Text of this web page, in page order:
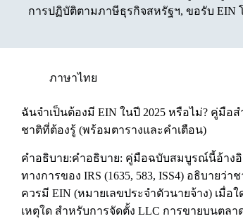
การปฏิบัติตามภาษีธุรกิจสหรัฐฯ, ขอรับ EIN
ภาษาไทย
ฉันจำเป็นต้องมี EIN ในปี 2025 หรือไม่? คู่มือ
ชาติที่ต้องรู้ (พร้อมตารางและคำเตือน)
คำอธิบาย:คำอธิบาย: คู่มือฉบับสมบูรณ์นี้อ้างอิ
ทางการของ IRS (1635, 583, ISS4) อธิบายว่า
ควรมี EIN (หมายเลขประจำตัวนายจ้าง) เมื่อใ
เหตุใด สำหรับการจัดตั้ง LLC การขายบนตล